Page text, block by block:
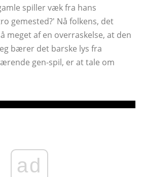
spiller væk fra hans
gemested?' Nå folkens, det
meget af en overraskelse, at den
bærer det barske lys fra
gen-spil, er at tale om
ad